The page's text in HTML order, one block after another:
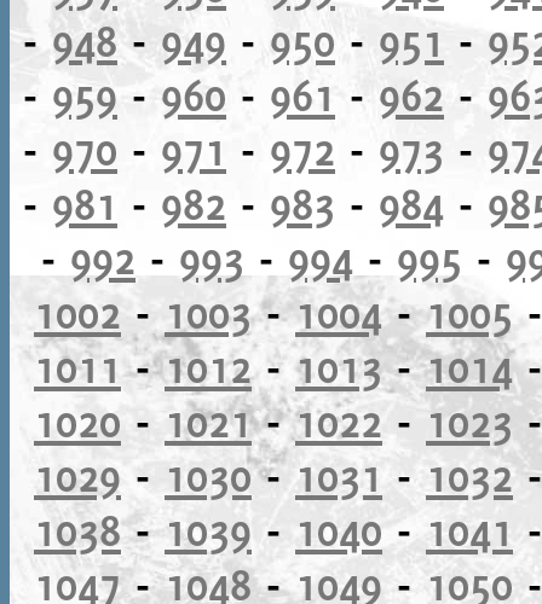
-948- 949 - 950 - 951 -
- 959 - 960 - 961 - 962 -
- 970 - 971 - 972 - 973 -
- 981 - 982 - 983 - 984 -
- 992 - 993 - 994 - 995 -
1002 - 1003-1004-1005
1011-1012-1013-1014
1020 - 1021-1022 - 1023
1029 - 1030-1031 - 1032
1038-1039 - 1040-1041
1047-1048-1049-1050